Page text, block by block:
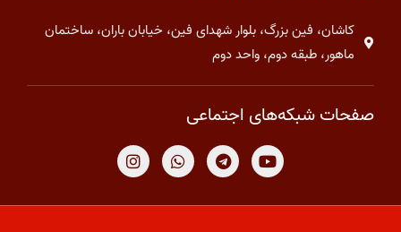
کاشان، فین بزرگ، بلوار شهدای فین، خیابان باران، ساختمان
ماهور، طبقه دوم، واحد دوم
صفحات شبکه‌های اجتماعی
Y
o
u
t
T
e
l
e
W
h
a
t
I
n
s
t